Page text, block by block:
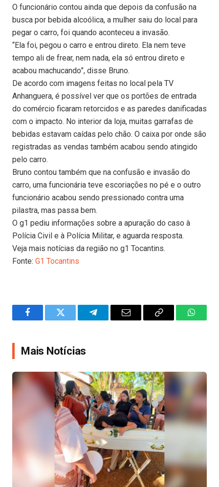
O funcionário contou ainda que depois da confusão na
busca por bebida alcoólica, a mulher saiu do local para
pegar o carro, foi quando aconteceu a invasão.
“Ela foi, pegou o carro e entrou direto. Ela nem teve
tempo ali de frear, nem nada, ela só entrou direto e
acabou machucando”, disse Bruno.
De acordo com imagens feitas no local pela TV
Anhanguera, é possível ver que os portões de entrada
do comércio ficaram retorcidos e as paredes danificadas
com o impacto. No interior da loja, muitas garrafas de
bebidas estavam caídas pelo chão. O caixa por onde são
registradas as vendas também acabou sendo atingido
pelo carro.
Bruno contou também que na confusão e invasão do
carro, uma funcionária teve escoriações no pé e o outro
funcionário acabou sendo pressionado contra uma
pilastra, mas passa bem.
O g1 pediu informações sobre a apuração do caso à
Polícia Civil e à Polícia Militar, e aguarda resposta.
Veja mais notícias da região no g1 Tocantins.
Fonte: G1 Tocantins
FacebookTwitter TelegramEmail
Copy
Mais Notícias